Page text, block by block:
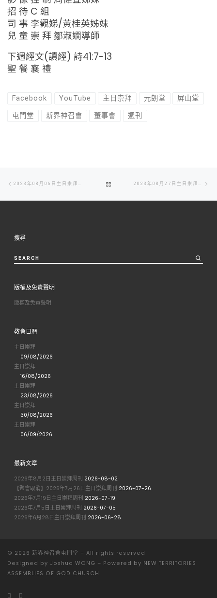
招 待 C 組
司 事 李觀娣/黃桂英姊妹
兒 童 崇 拜 鄒淑嫻導師
下週經文(讀經) 詩41:7-13
聖 餐 襄 禮
Facebook YouTube 主日崇拜 元朗堂 屏山堂
屯門堂 新界神召會 董事會 週刊
Post
navigation
Previous
2023年08月06日主日崇拜周刊
TO
2023年08月27日主日崇拜周刊
搜尋
SEARCH
版權及免責聲明
版權及免責聲明
教會日曆
主日崇拜
09/08/2026
主日崇拜
16/08/2026
主日崇拜
23/08/2026
主日崇拜
30/08/2026
主日崇拜
06/09/2026
最新文章
2026年8月2日主日崇拜周刊 2026-08-02
【聚會取消】2026年7月26日主日崇拜周刊 2026-07-26
2026年7月19日主日崇拜周刊 2026-07-19
2026年7月5日主日崇拜周刊 2026-07-05
2026年6月28日主日崇拜周刊 2026-06-28
© 2026 新界神召會屯門堂 – All rights reserved
Designed by Joshua WONG – Powered by NEW TERRITORIES
ASSEMBLIES OF GOD CHURCH